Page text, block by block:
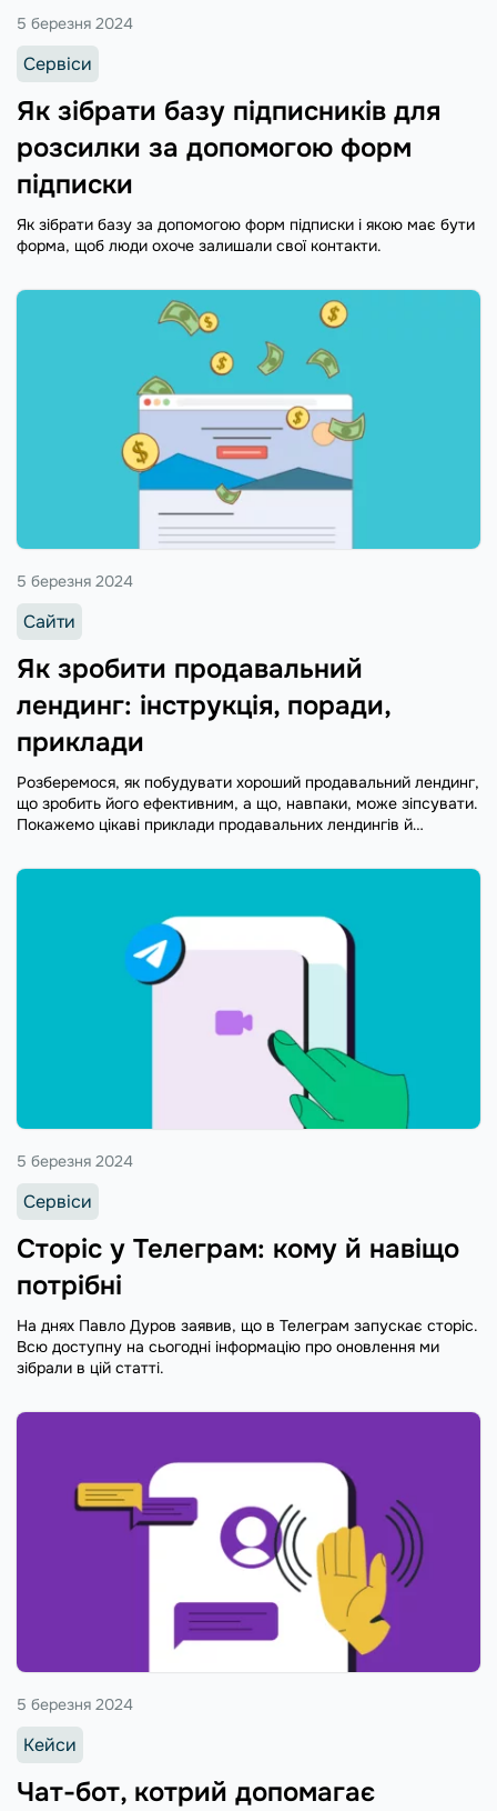
Як зібрати базу підписників для
розсилки за допомогою форм
підписки
5 березня 2024
Сервіси
Як зібрати базу за допомогою форм підписки і якою має бути
форма, щоб люди охоче залишали свої контакти.
Як зробити продавальний
лендинг: інструкція, поради,
приклади
5 березня 2024
Сайти
Розберемося, як побудувати хороший продавальний лендинг,
що зробить його ефективним, а що, навпаки, може зіпсувати.
Покажемо цікаві приклади продавальних лендингів й
Сторіс у Телеграм: кому й навіщо
потрібні
5 березня 2024
Сервіси
На днях Павло Дуров заявив, що в Телеграм запускає сторіс.
Всю доступну на сьогодні інформацію про оновлення ми
зібрали в цій статті.
Чат-бот, котрий допомагає
5 березня 2024
Кейси